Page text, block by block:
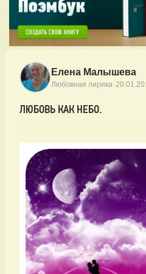
Елена Малышева
Любовная лирика·
ЛЮБОВЬ КАК НЕБО.